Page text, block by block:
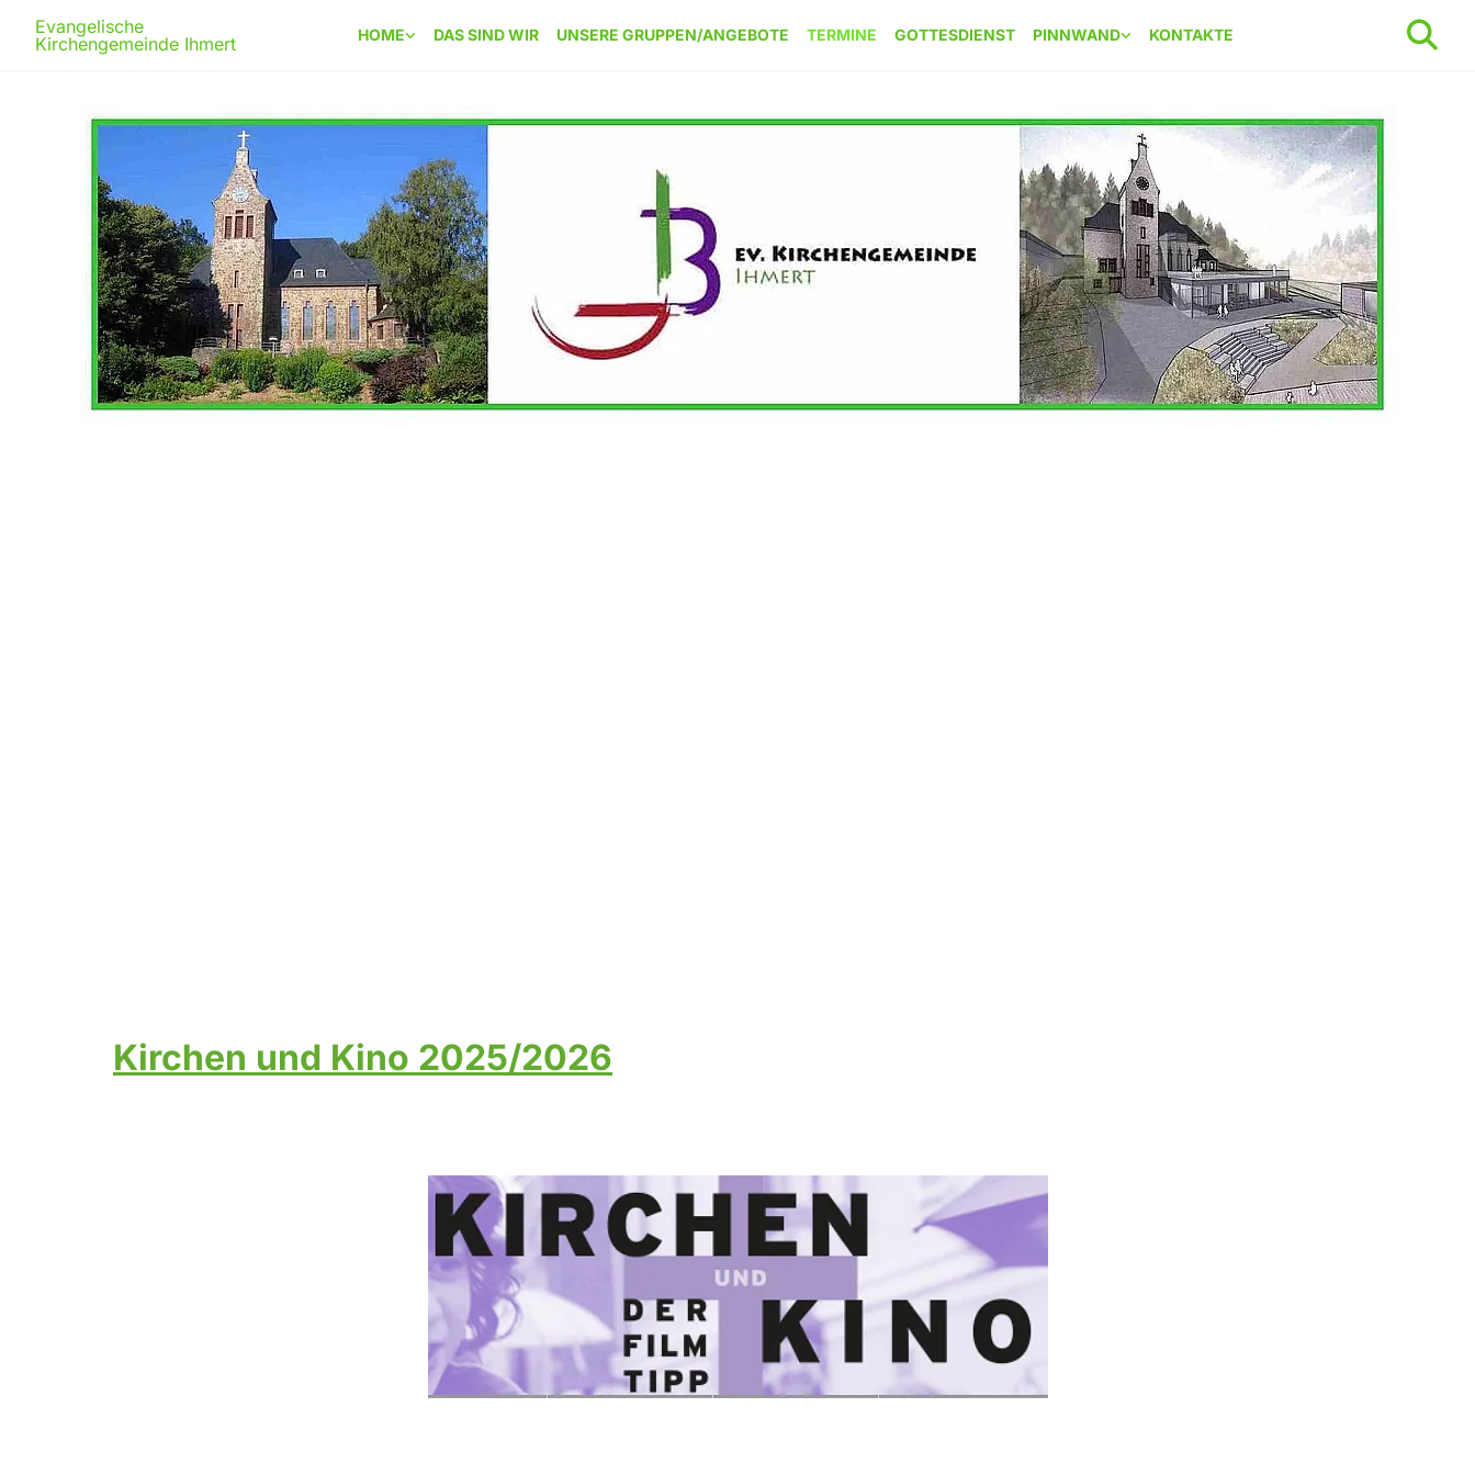
Evangelische
Kirchengemeinde Ihmert
HOME DAS SIND WIR UNSERE GRUPPEN/ANGEBOTE TERMINE GOTTESDIENST PINNWAND KONTAKTE
Kirchen und Kino 2025/2026